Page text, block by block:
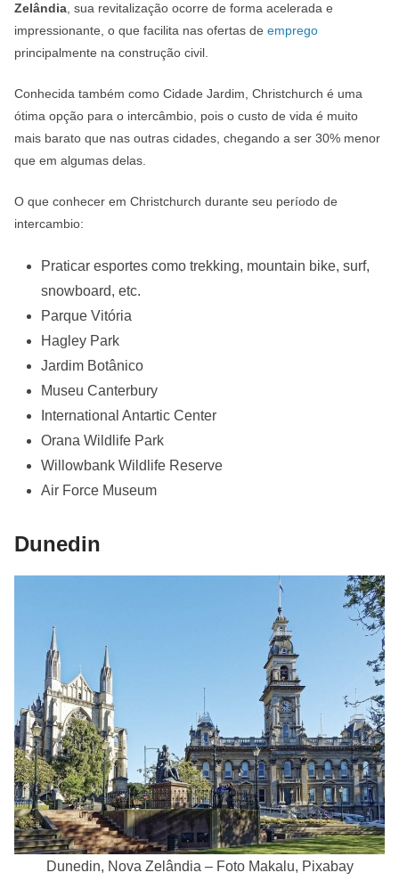
Zelândia, sua revitalização ocorre de forma acelerada e
impressionante, o que facilita nas ofertas de emprego
principalmente na construção civil.
Conhecida também como Cidade Jardim, Christchurch é uma
ótima opção para o intercâmbio, pois o custo de vida é muito
mais barato que nas outras cidades, chegando a ser 30% menor
que em algumas delas.
O que conhecer em Christchurch durante seu período de
intercambio:
Praticar esportes como trekking, mountain bike, surf,
snowboard, etc.
Parque Vitória
Hagley Park
Jardim Botânico
Museu Canterbury
International Antartic Center
Orana Wildlife Park
Willowbank Wildlife Reserve
Air Force Museum
Dunedin
Dunedin, Nova Zelândia – Foto Makalu, Pixabay